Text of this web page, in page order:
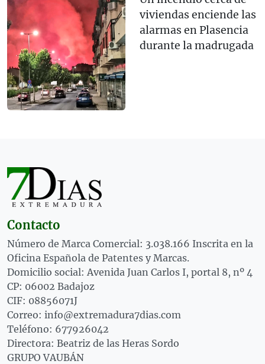
viviendas enciende las
alarmas en Plasencia
durante la madrugada
Contacto
Número de Marca Comercial: 3.038.166 Inscrita en la
Oficina Española de Patentes y Marcas.
Domicilio social: Avenida Juan Carlos I, portal 8, nº 4
CP: 06002 Badajoz
CIF: 08856071J
Correo: info@extremadura7dias.com
Teléfono: 677926042
Directora: Beatriz de las Heras Sordo
GRUPO VAUBÁN